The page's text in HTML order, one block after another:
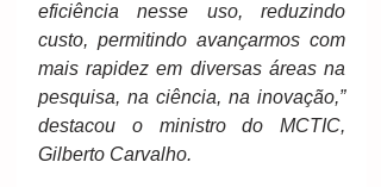
eficiência nesse uso, reduzindo
custo, permitindo avançarmos com
mais rapidez em diversas áreas na
pesquisa, na ciência, na inovação,”
destacou o ministro do MCTIC,
Gilberto Carvalho.